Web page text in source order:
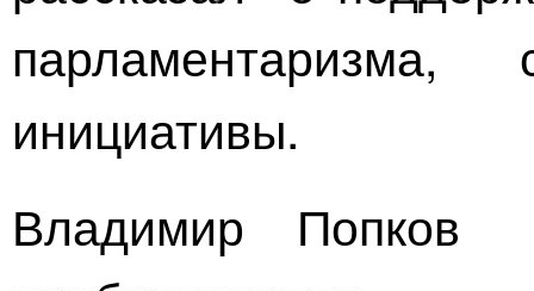
парламентаризма,
инициативы.
Владимир Попков